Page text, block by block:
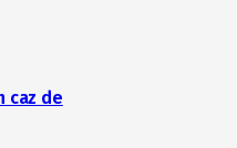
caz de